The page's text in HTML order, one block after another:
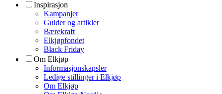
Inspirasjon
Kampanjer
Guider og artikler
Bærekraft
Elkjøpfondet
Black Friday
Om Elkjøp
Informasjonskapsler
Ledige stillinger i Elkjøp
Om Elkjøp